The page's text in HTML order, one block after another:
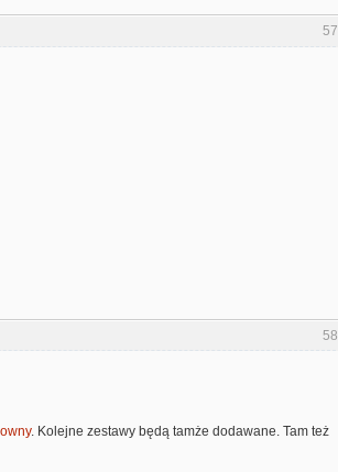
57
58
. Kolejne zestawy będą tamże dodawane. Tam też